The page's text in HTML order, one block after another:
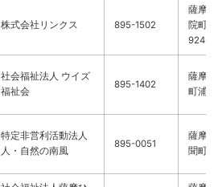
株式会社リンクス 895-1502
薩摩
院町
924-1
社会福祉法人 ウイズ
福祉会
895-1402
薩摩
町浦
特定非営利活動法人
人・自然の南風
895-0051
薩摩
聞町4